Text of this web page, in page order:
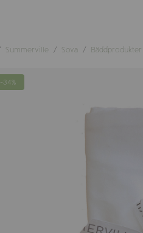
Summerville Sova Bäddprodukter
-34%